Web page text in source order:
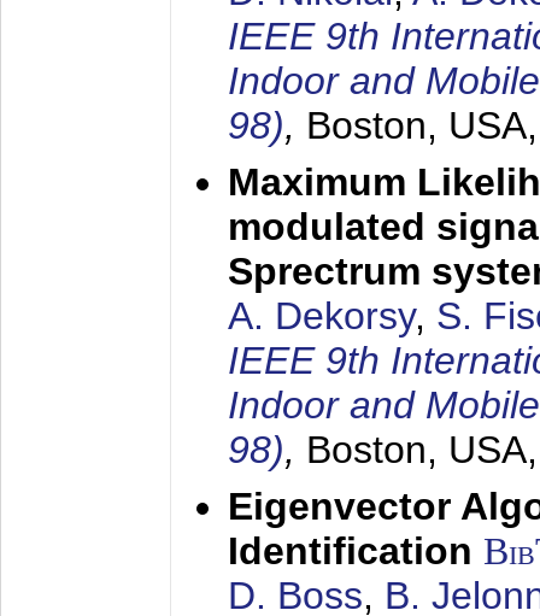
IEEE 9th
Indoor and
98), Boston,
Maximum
modulated
Sprectrum
A. Dekorsy, S.
IEEE 9th
Indoor and
98), Boston,
Eigenvector
Identification
D. Boss, B.